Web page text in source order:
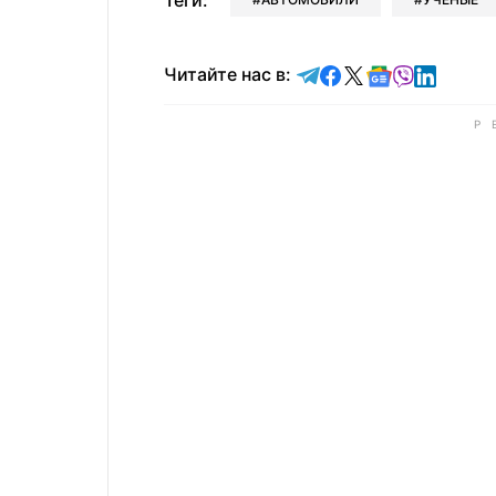
Читайте нас в: Читайте в Telegram
Читайте в
Читайте в X
Читайте в
Читайте